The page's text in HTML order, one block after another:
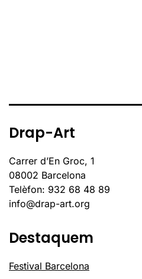
Drap-Art
Carrer d’En Groc, 1
08002 Barcelona
Telèfon: 932 68 48 89
info@drap-art.org
Destaquem
Festival Barcelona